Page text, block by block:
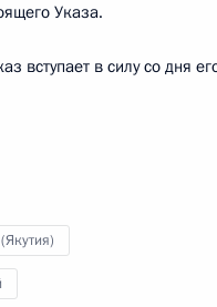
Указа.
вступает в силу со дня